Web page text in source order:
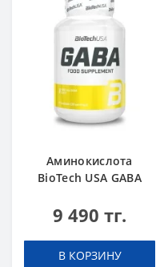
Аминокислота
BioTech USA GABA
капсул
9 490 тг.
В КОРЗИНУ